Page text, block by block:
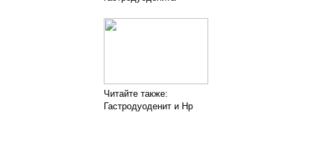
Читайте также:
Гастродуоденит и Hp